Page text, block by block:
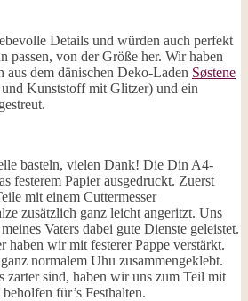
Details und würden auch perfekt
passen, von der Größe her. Wir haben
aus dem dänischen Deko-Laden Søstene
Kunststoff mit Glitzer) und ein
basteln, vielen Dank! Die Din A4-
festerem Papier ausgedruckt. Zuerst
mit einem Cuttermesser
zusätzlich ganz leicht angeritzt. Uns
Vaters dabei gute Dienste geleistet.
haben wir mit festerer Pappe verstärkt.
normalem Uhu zusammengeklebt.
zarter sind, haben wir uns zum Teil mit
für’s Festhalten.